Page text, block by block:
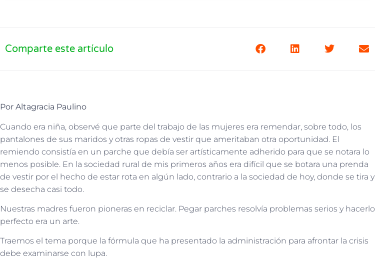
Comparte este artículo
Por Altagracia Paulino
Cuando era niña, observé que parte del trabajo de las mujeres era remendar, sobre todo, los
pantalones de sus maridos y otras ropas de vestir que ameritaban otra oportunidad. El
remiendo consistía en un parche que debía ser artísticamente adherido para que se notara lo
menos posible. En la sociedad rural de mis primeros años era difícil que se botara una prenda
de vestir por el hecho de estar rota en algún lado, contrario a la sociedad de hoy, donde se tira y
se desecha casi todo.
Nuestras madres fueron pioneras en reciclar. Pegar parches resolvía problemas serios y hacerlo
perfecto era un arte.
Traemos el tema porque la fórmula que ha presentado la administración para afrontar la crisis
debe examinarse con lupa.